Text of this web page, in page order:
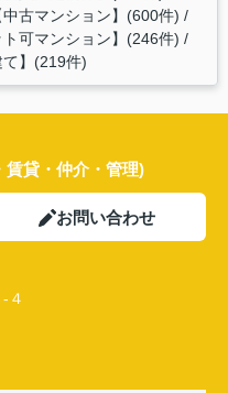
古マンション】(600件)
可マンション】(246件)
】(219件)
賃貸・仲介・管理)
お問い合わせ
４